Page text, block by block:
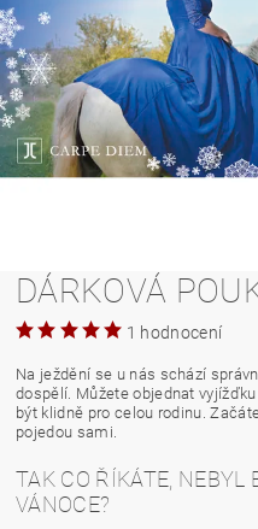
DÁRKOVÁ
1 hodnocení
Na ježdění se u nás schází
dospělí. Můžete objednat
být klidně pro celou rodinu.
pojedou sami.
TAK CO ŘÍKÁTE, NEBYL
VÁNOCE?